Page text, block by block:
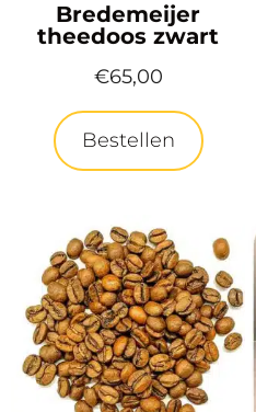
Bredemeijer
theedoos zwart
€65,00
Bestellen